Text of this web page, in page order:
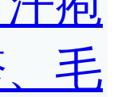
毛